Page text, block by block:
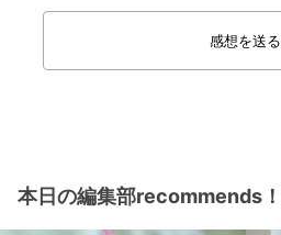
感想を送る
本日の編集部recommends！